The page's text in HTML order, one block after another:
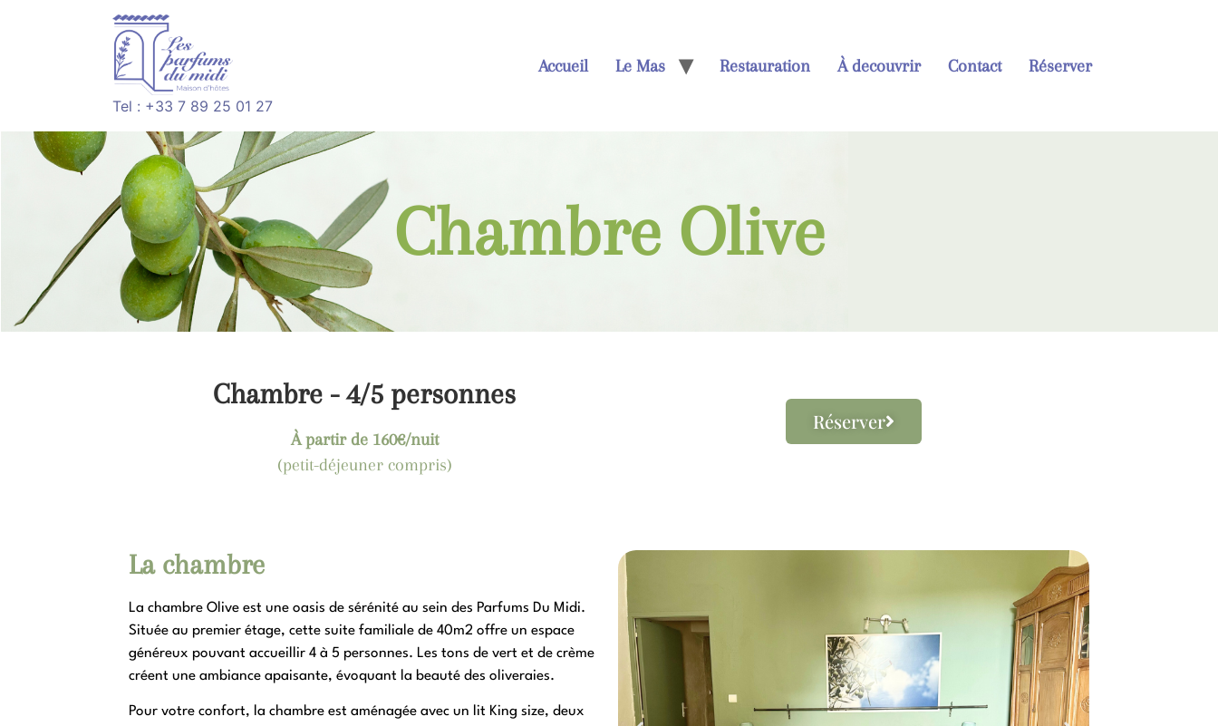
Tel : +33 7 89 25 01 27
Accueil Le Mas Restauration À decouvrir Contact Réserver
Chambre Olive
Chambre - 4/5 personnes
À partir de 160€/nuit
(petit-déjeuner compris)
Réserver
La chambre
La chambre Olive est une oasis de sérénité au sein des Parfums Du Midi.
Située au premier étage, cette suite familiale de 40m2 offre un espace
généreux pouvant accueillir 4 à 5 personnes. Les tons de vert et de crème
créent une ambiance apaisante, évoquant la beauté des oliveraies.
Pour votre confort, la chambre est aménagée avec un lit King size, deux